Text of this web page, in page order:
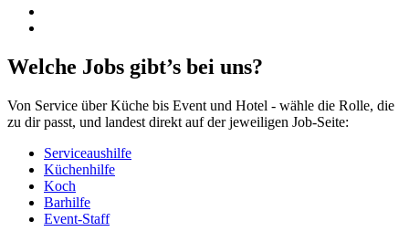
Welche Jobs gibt’s bei uns?
Von Service über Küche bis Event und Hotel - wähle die Rolle, die
zu dir passt, und landest direkt auf der jeweiligen Job-Seite:
Serviceaushilfe
Küchenhilfe
Koch
Barhilfe
Event-Staff